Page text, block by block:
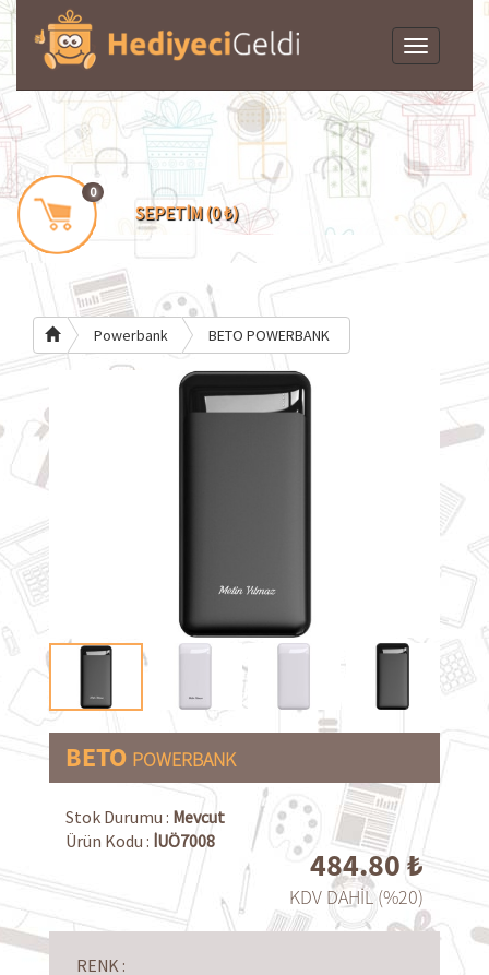
Toggle
navigation
0
SEPETİM (0 ₺)
Powerbank BETO POWERBANK
BETO POWERBANK
Stok Durumu : Mevcut
Ürün Kodu : İUÖ7008
484.80₺
KDV DAHİL (%20)
RENK :